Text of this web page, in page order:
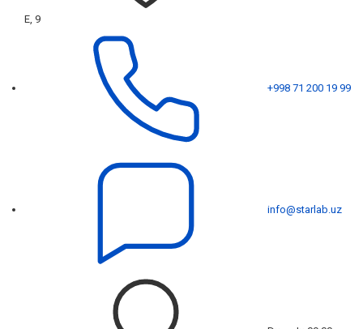
E, 9
+998 71 200 19 99
info@starlab.uz